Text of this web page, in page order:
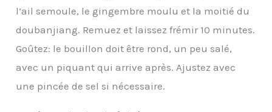
l’ail semoule, le gingembre moulu et la moitié du
doubanjiang. Remuez et laissez frémir 10 minutes.
Goûtez: le bouillon doit être rond, un peu salé,
avec un piquant qui arrive après. Ajustez avec
une pincée de sel si nécessaire.